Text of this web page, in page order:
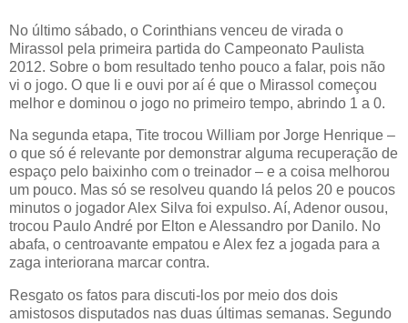
No último sábado, o Corinthians venceu de virada o
Mirassol pela primeira partida do Campeonato Paulista
2012. Sobre o bom resultado tenho pouco a falar, pois não
vi o jogo. O que li e ouvi por aí é que o Mirassol começou
melhor e dominou o jogo no primeiro tempo, abrindo 1 a 0.
Na segunda etapa, Tite trocou William por Jorge Henrique –
o que só é relevante por demonstrar alguma recuperação de
espaço pelo baixinho com o treinador – e a coisa melhorou
um pouco. Mas só se resolveu quando lá pelos 20 e poucos
minutos o jogador Alex Silva foi expulso. Aí, Adenor ousou,
trocou Paulo André por Elton e Alessandro por Danilo. No
abafa, o centroavante empatou e Alex fez a jogada para a
zaga interiorana marcar contra.
Resgato os fatos para discuti-los por meio dos dois
amistosos disputados nas duas últimas semanas. Segundo